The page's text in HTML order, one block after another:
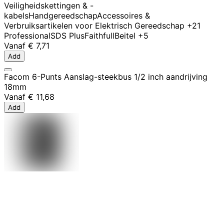
Veiligheidskettingen & -
kabelsHandgereedschapAccessoires &
Verbruiksartikelen voor Elektrisch Gereedschap +21
ProfessionalSDS PlusFaithfullBeitel +5
Vanaf € 7,71
Add
Facom 6-Punts Aanslag-steekbus 1/2 inch aandrijving
18mm
Vanaf € 11,68
Add